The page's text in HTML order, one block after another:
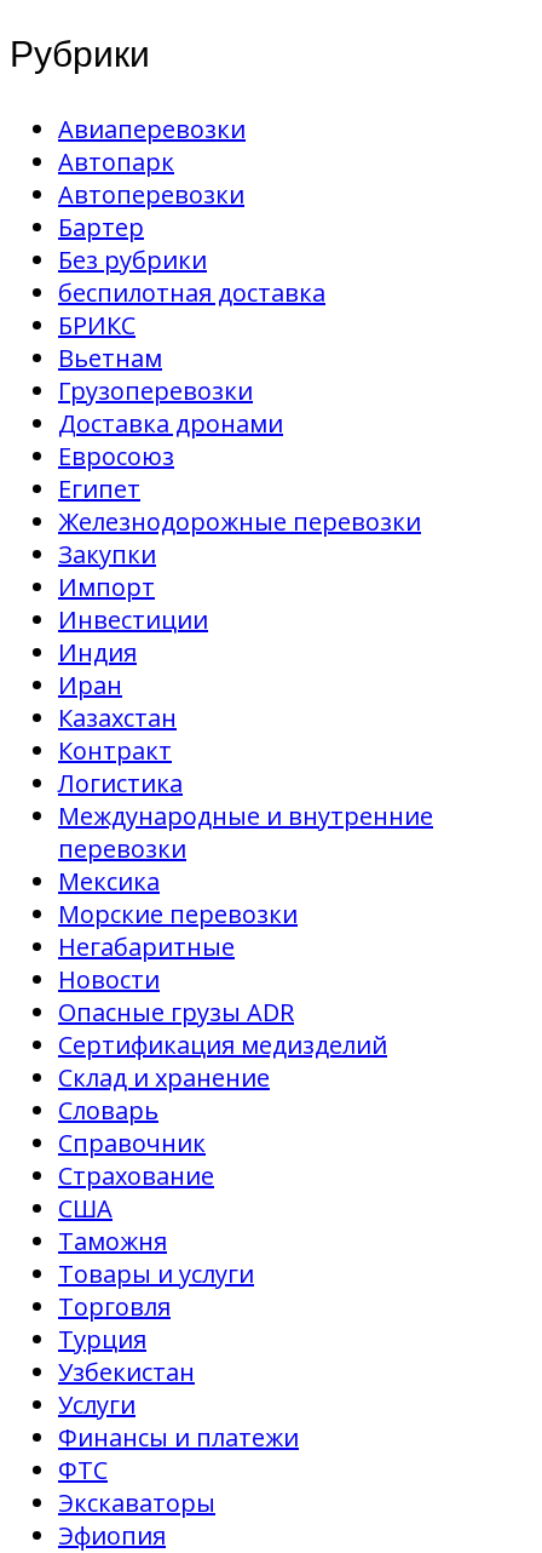
Рубрики
Авиаперевозки
Автопарк
Автоперевозки
Бартер
Без рубрики
беспилотная доставка
БРИКС
Вьетнам
Грузоперевозки
Доставка дронами
Евросоюз
Египет
Железнодорожные перевозки
Закупки
Импорт
Инвестиции
Индия
Иран
Казахстан
Контракт
Логистика
Международные и внутренние
перевозки
Мексика
Морские перевозки
Негабаритные
Новости
Опасные грузы ADR
Сертификация медизделий
Склад и хранение
Словарь
Справочник
Страхование
США
Таможня
Товары и услуги
Торговля
Турция
Узбекистан
Услуги
Финансы и платежи
ФТС
Экскаваторы
Эфиопия